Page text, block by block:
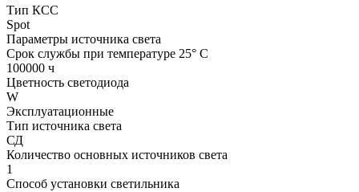
Тип КСС
Spot
Параметры источника света
Срок службы при температуре 25° С
100000 ч
Цветность светодиода
W
Эксплуатационные
Тип источника света
СД
Количество основных источников света
1
Способ установки светильника